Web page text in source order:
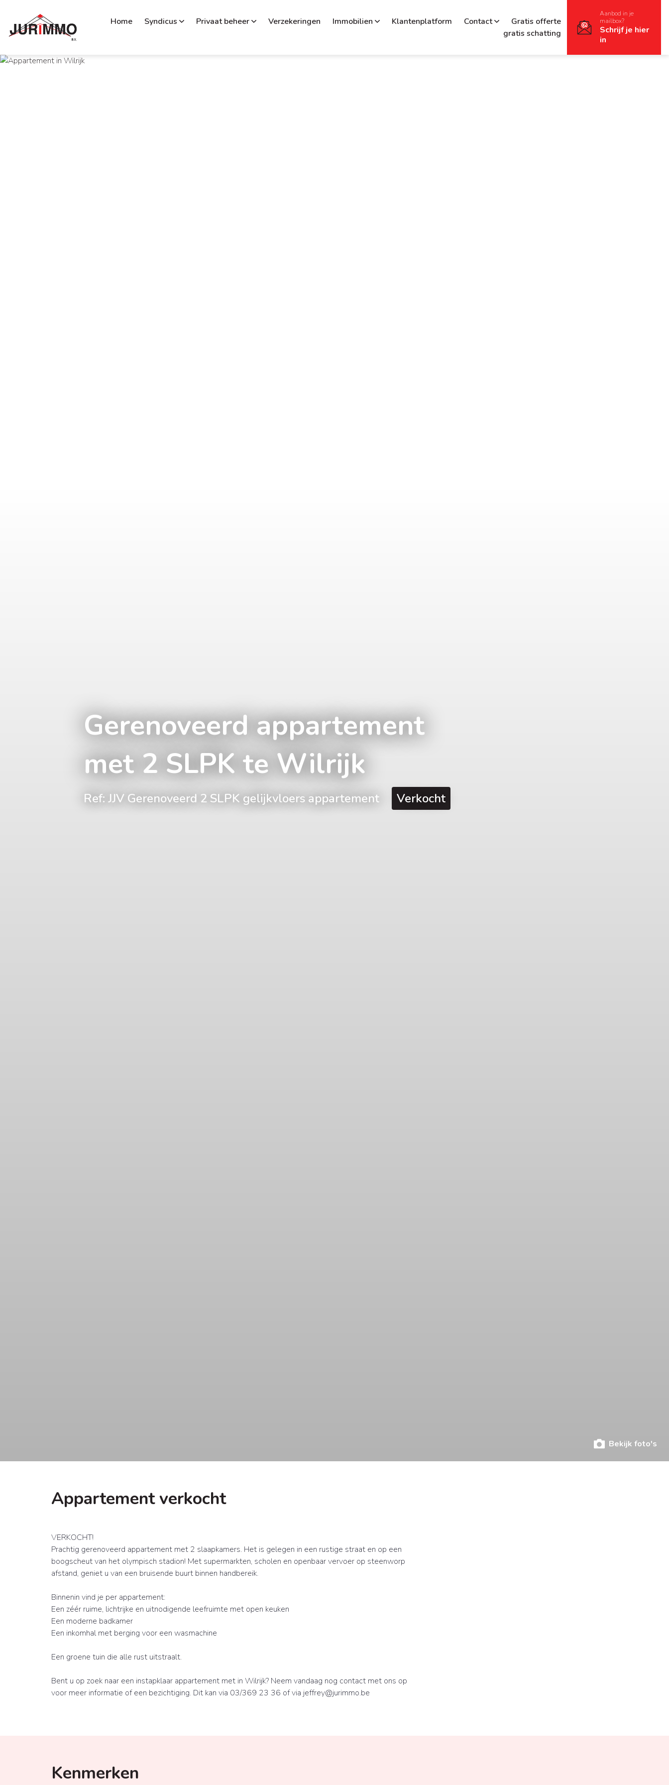
Home Syndicus Privaat beheer Verzekeringen Immobilien Klantenplatform Contact
Gratis offerte
gratis schatting
Aanbod in je
mailbox?
Schrijf je hier
in
Bekijk foto's
Gerenoveerd appartement
met 2 SLPK te Wilrijk
Ref: JJV Gerenoveerd 2 SLPK gelijkvloers appartement Verkocht
Appartement verkocht
VERKOCHT!
Prachtig gerenoveerd appartement met 2 slaapkamers. Het is gelegen in een rustige straat en op een
boogscheut van het olympisch stadion! Met supermarkten, scholen en openbaar vervoer op steenworp
afstand, geniet u van een bruisende buurt binnen handbereik.
Binnenin vind je per appartement:
Een zéér ruime, lichtrijke en uitnodigende leefruimte met open keuken
Een moderne badkamer
Een inkomhal met berging voor een wasmachine
Een groene tuin die alle rust uitstraalt.
Bent u op zoek naar een instapklaar appartement met in Wilrijk? Neem vandaag nog contact met ons op
voor meer informatie of een bezichtiging. Dit kan via 03/369 23 36 of via jeffrey@jurimmo.be
Kenmerken